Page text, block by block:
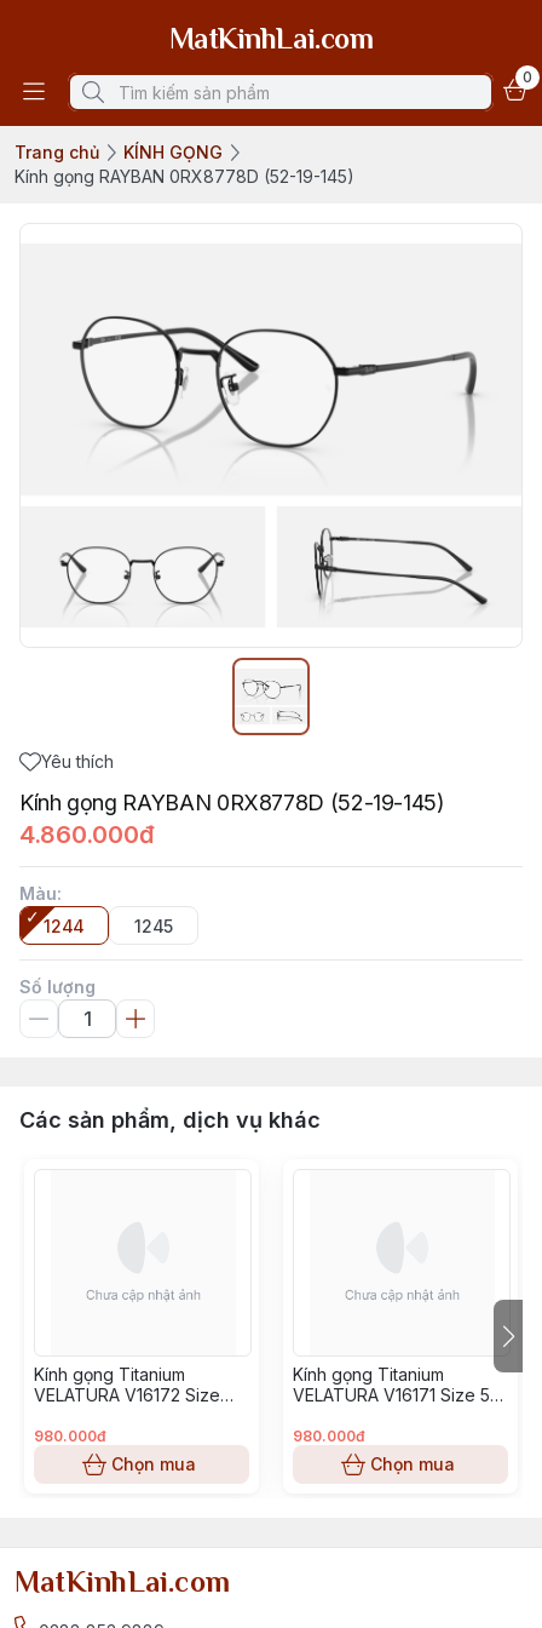
MatKinhLai.com
0
Trang chủ
KÍNH GỌNG
Kính gọng RAYBAN 0RX8778D (52-19-145)
Yêu thích
Kính gọng RAYBAN 0RX8778D (52-19-145)
4.860.000đ
Màu:
1244
1245
Số lượng
Các sản phẩm, dịch vụ khác
Kính gọng Titanium
VELATURA V16172 Size
980.000đ
Chọn mua
Kính gọng Titanium
VELATURA V16171 Size 53-
980.000đ
Chọn mua
MatKinhLai.com